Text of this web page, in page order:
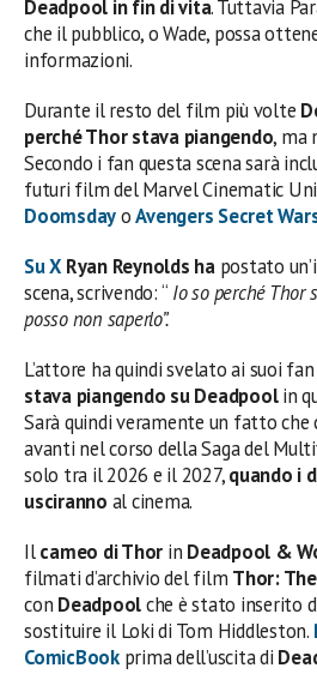
Deadpool in fin di vita. Tuttavia
che il pubblico, o Wade, possa
informazioni.
Durante il resto del film più volte
perché Thor stava piangendo, ma
Secondo i fan questa scena sarà
futuri film del Marvel Cinematic
DoomsdayoAvengers Secret
Su X Ryan Reynolds hapostato
scena, scrivendo: “ Io so perché Thor
posso non saperlo”.
L’attore ha quindi svelato ai suoi
stava piangendo su Deadpoolin
Sarà quindi veramente un fatto che
avanti nel corso della Saga del
solo tra il 2026 e il 2027,quando i
usciranno al cinema.
Ilcameo di Thor in Deadpool &
filmati d’archivio del film Thor:
con Deadpoolche è stato inserito
sostituire il Loki di Tom Hiddleston.
ComicBookprima dell’uscita di